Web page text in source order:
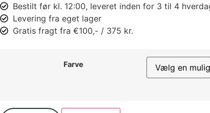
Bestilt før kl. 12:00, leveret inden for 3 til 4
Levering fra eget lager
Gratis fragt fra €100,- / 375 kr.
Farve